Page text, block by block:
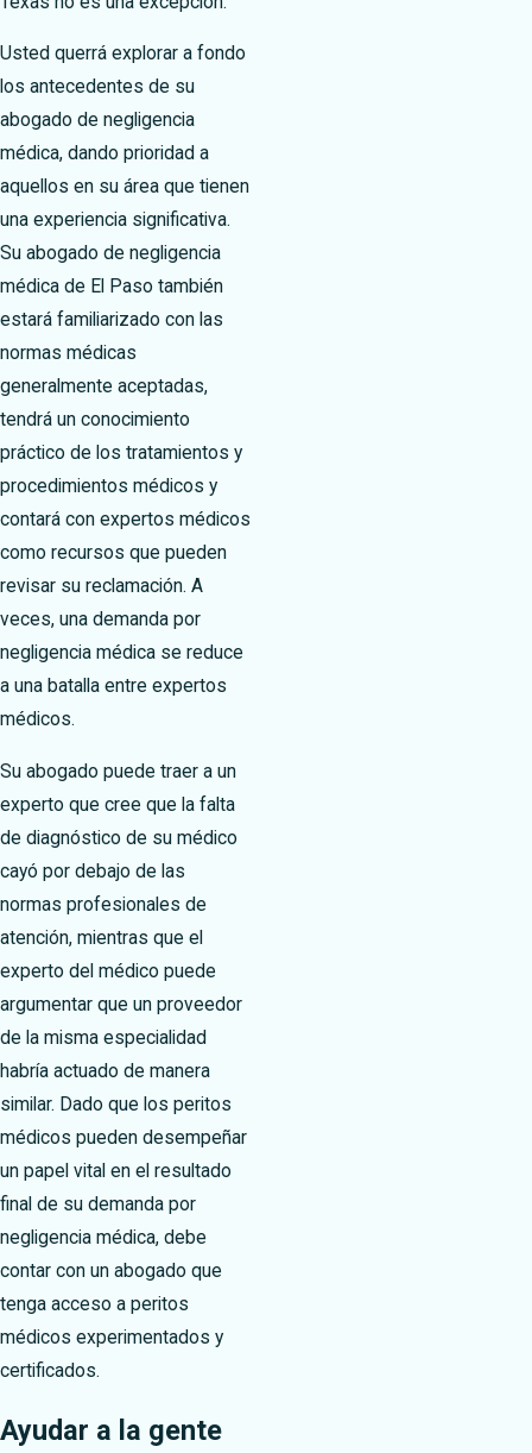
Usted querrá explorar a fondo
los antecedentes de su
abogado de negligencia
médica, dando prioridad a
aquellos en su área que tienen
una experiencia significativa.
Su abogado de negligencia
médica de El Paso también
estará familiarizado con las
normas médicas
generalmente aceptadas,
tendrá un conocimiento
práctico de los tratamientos y
procedimientos médicos y
contará con expertos médicos
como recursos que pueden
revisar su reclamación. A
veces, una demanda por
negligencia médica se reduce
a una batalla entre expertos
médicos.
Su abogado puede traer a un
experto que cree que la falta
de diagnóstico de su médico
cayó por debajo de las
normas profesionales de
atención, mientras que el
experto del médico puede
argumentar que un proveedor
de la misma especialidad
habría actuado de manera
similar. Dado que los peritos
médicos pueden desempeñar
un papel vital en el resultado
final de su demanda por
negligencia médica, debe
contar con un abogado que
tenga acceso a peritos
médicos experimentados y
certificados.
Ayudar a la gente